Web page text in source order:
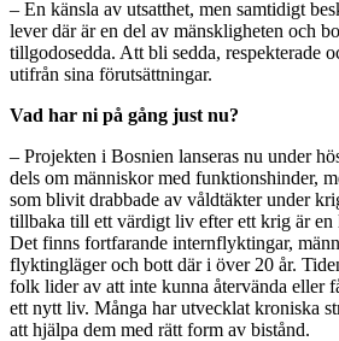
– En känsla av utsatthet, men samtidigt
lever där är en del av mänskligheten och
tillgodosedda. Att bli sedda, respekterade
utifrån sina förutsättningar.
Vad har ni på gång just nu?
– Projekten i Bosnien lanseras nu under
dels om människor med funktionshinder,
som blivit drabbade av våldtäkter under
tillbaka till ett värdigt liv efter ett krig är en
Det finns fortfarande internflyktingar,
flyktingläger och bott där i över 20 år.
folk lider av att inte kunna återvända eller
ett nytt liv. Många har utvecklat kroniska
att hjälpa dem med rätt form av bistånd.